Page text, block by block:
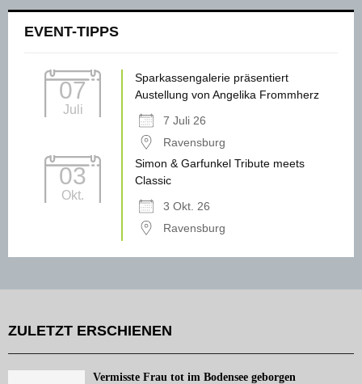
EVENT-TIPPS
07
Juli
Sparkassengalerie präsentiert
Austellung von Angelika Frommherz
7 Juli 26
Ravensburg
03
Okt.
Simon & Garfunkel Tribute meets
Classic
3 Okt. 26
Ravensburg
ZULETZT ERSCHIENEN
Vermisste Frau tot im Bodensee geborgen